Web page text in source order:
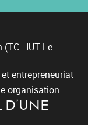
- IUT Le
entrepreneuriat
organisation
D'UNE